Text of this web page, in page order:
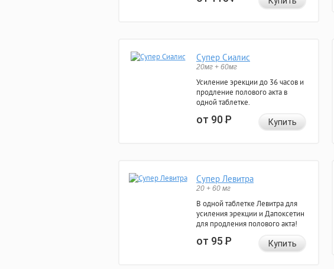
Супер Сиалис
20мг + 60мг
Усиление эрекции до 36 часов и
продление полового акта в
одной таблетке.
от 90Р Купить
Супер Левитра
20 + 60 мг
В одной таблетке Левитра для
усиления эрекции и Дапоксетин
для продления полового акта!
от 95Р Купить